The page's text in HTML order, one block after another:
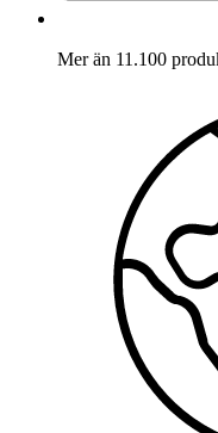
Mer än 11.100